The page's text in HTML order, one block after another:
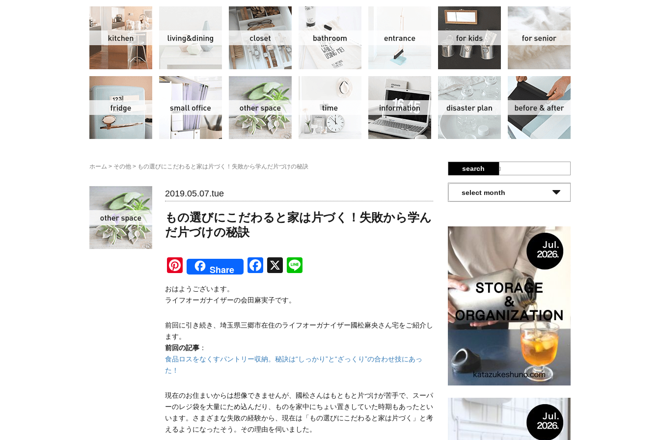
リビング＆ダイニング クローゼット 玄関 子供部屋
冷蔵庫 スモールオフィス 防災計画
ホーム > その他 > もの選びにこだわると家は片づく！失敗から学んだ片づけの秘訣
その他2019.05.07.tue
もの選びにこだわると家は片づく！失敗から学ん
だ片づけの秘訣
Pinterest
Share Facebook
X
おはようございます。
ライフオーガナイザーの会田麻実子です。
前回に引き続き、埼玉県三郷市在住のライフオーガナイザー國松麻央さん宅をご紹介し
ます。
前回の記事 ：
食品ロスをなくすパントリー収納。秘訣は“しっかり”と“ざっくり”の合わせ技にあっ
た！
現在のお住まいからは想像できませんが、國松さんはもともと片づけが苦手で、スーパ
ーのレジ袋を大量にため込んだり、ものを家中にちょい置きしていた時期もあったとい
います。さまざまな失敗の経験から、現在は「もの選びにこだわると家は片づく」と考
えるようになったそう。その理由を伺いました。
search